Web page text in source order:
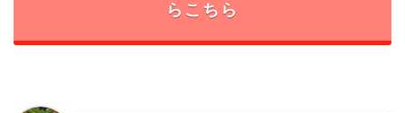
らこちら